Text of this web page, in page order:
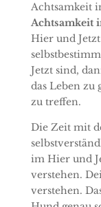
Achtsamkeit
Achtsamkeit
Hier und
Jetzt sind,
das Leben zu
zu treffen.
Die Zeit mit
im Hier und
verstehen.
verstehen.